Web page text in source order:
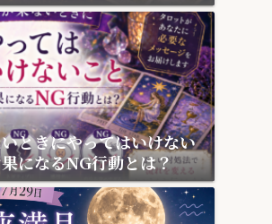
ときにやってはいけない
になるNG行動とは？